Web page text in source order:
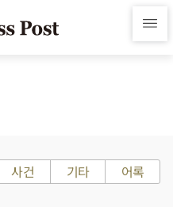
사건 기타 어록